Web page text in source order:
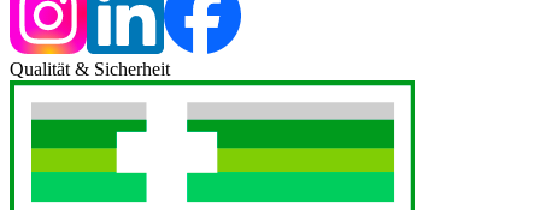
Qualität & Sicherheit